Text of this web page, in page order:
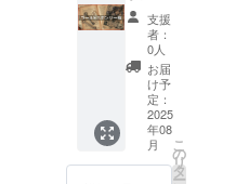
金！
全額返
金！
クト終
了後、
メール
でお伺
いしま
す ★領
収書が
必要な
方はご
支援
等、二
次利用
も可能
です。
BGMを
入れた
い場合
は、フ
リー素
材をご
サービ
ス等を5
日間に
わたっ
て紹介
し、ラ
ジオ概
要欄か
ら関連
サイト
サー
権】 1.
わざの
わサイ
トの全
ページ
のフッ
ター
に、広
告バ
支援
者：
0人
お届
け予
定：
2025
年08
月
こ
の
リ
タ
ー